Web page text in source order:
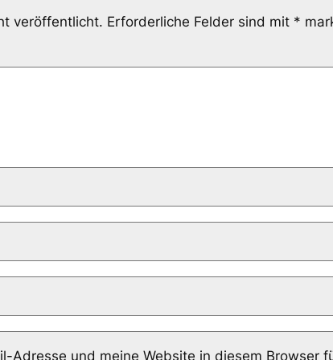
veröffentlicht. Erforderliche Felder sind mit *
Adresse und meine Website in diesem Browser